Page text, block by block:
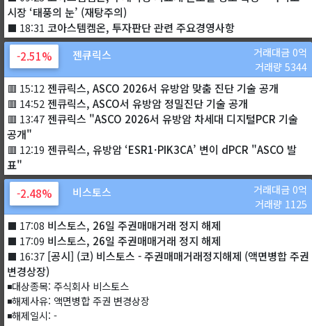
시장 ‘태풍의 눈’ (재탕주의)
⬛ 18:31 코아스템켐온, 투자판단 관련 주요경영사항
-2.51% 젠큐릭스
거래대금 0억
거래량 5344
🟥 15:12 젠큐릭스, ASCO 2026서 유방암 맞춤 진단 기술 공개
🟥 14:52 젠큐릭스, ASCO서 유방암 정밀진단 기술 공개
🟥 13:47 젠큐릭스 "ASCO 2026서 유방암 차세대 디지털PCR 기술
공개"
🟥 12:19 젠큐릭스, 유방암 ‘ESR1·PIK3CA’ 변이 dPCR "ASCO 발
표"
-2.48% 비스토스
거래대금 0억
거래량 1125
⬛ 17:08 비스토스, 26일 주권매매거래 정지 해제
⬛ 17:09 비스토스, 26일 주권매매거래 정지 해제
⬛ 16:37 [공시] (코) 비스토스 - 주권매매거래정지해제 (액면병합 주권
변경상장)
◾대상종목: 주식회사 비스토스
◾해제사유: 액면병합 주권 변경상장
◾해제일시: -